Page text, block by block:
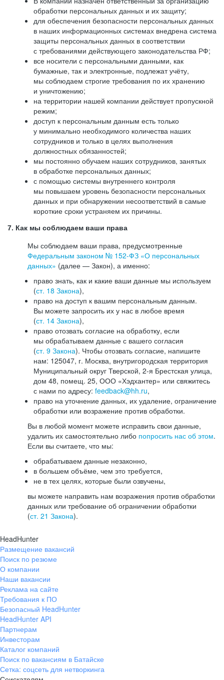
обработки персональных данных и их защиту;
для обеспечения безопасности персональных данных
в наших информационных системах внедрена система
защиты персональных данных в соответствии
с требованиями действующего законодательства РФ;
все носители с персональными данными, как
бумажные, так и электронные, подлежат учёту,
мы соблюдаем строгие требования по их хранению
и уничтожению;
на территории нашей компании действует пропускной
режим;
доступ к персональным данным есть только
у минимально необходимого количества наших
сотрудников и только в целях выполнения
должностных обязанностей;
мы постоянно обучаем наших сотрудников, занятых
в обработке персональных данных;
с помощью системы внутреннего контроля
мы повышаем уровень безопасности персональных
данных и при обнаружении несоответствий в самые
короткие сроки устраняем их причины.
7. Как мы соблюдаем ваши права
Мы соблюдаем ваши права, предусмотренные
Федеральным законом № 152-ФЗ «О персональных
данных» (далее — Закон), а именно:
право знать, как и какие ваши данные мы используем
(ст. 18 Закона),
право на доступ к вашим персональным данным.
Вы можете запросить их у нас в любое время
(ст. 14 Закона),
право отозвать согласие на обработку, если
мы обрабатываем данные с вашего согласия
(ст. 9 Закона). Чтобы отозвать согласие, напишите
нам: 125047, г. Москва, внутригородская территория
Муниципальный округ Тверской, 2-я Брестская улица,
дом 48, помещ. 25, ООО «Хэдхантер» или свяжитесь
с нами по адресу: feedback@hh.ru,
право на уточнение данных, их удаление, ограничение
обработки или возражение против обработки.
Вы в любой момент можете исправить свои данные,
удалить их самостоятельно либо попросить нас об этом.
Если вы считаете, что мы:
обрабатываем данные незаконно,
в большем объёме, чем это требуется,
не в тех целях, которые были озвучены,
вы можете направить нам возражения против обработки
данных или требование об ограничении обработки
(ст. 21 Закона).
HeadHunter
Размещение вакансий
Поиск по резюме
О компании
Наши вакансии
Реклама на сайте
Требования к ПО
Безопасный HeadHunter
HeadHunter API
Партнерам
Инвесторам
Каталог компаний
Поиск по вакансиям в Батайске
Сетка: соцсеть для нетворкинга